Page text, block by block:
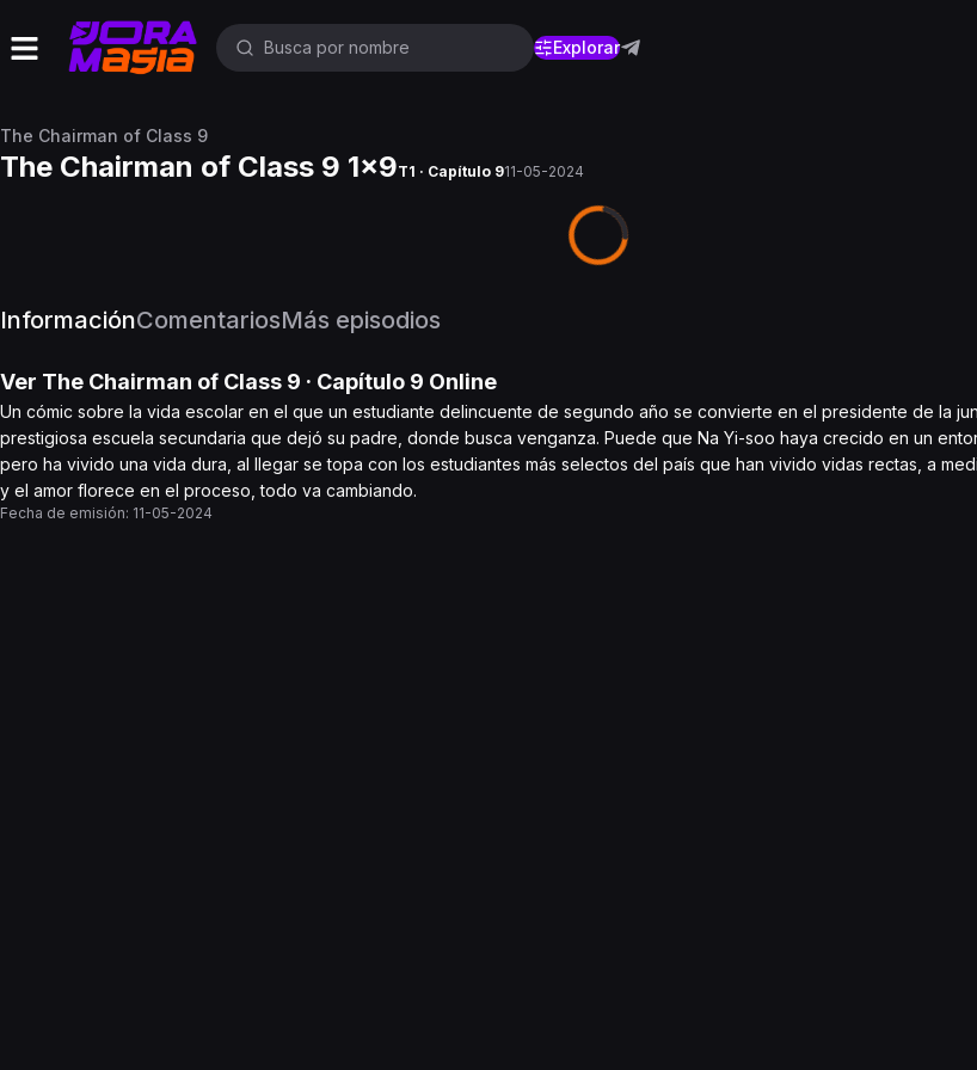
Explorar
The Chairman of Class 9
The Chairman of Class 9 1x9T1 · Capítulo 911-05-2024
InformaciónComentariosMás episodios
Ver The Chairman of Class 9 · Capítulo 9 Online
Un cómic sobre la vida escolar en el que un estudiante delincuente de segundo año se convierte en el presidente de la
prestigiosa escuela secundaria que dejó su padre, donde busca venganza. Puede que Na Yi-soo haya crecido en un
pero ha vivido una vida dura, al llegar se topa con los estudiantes más selectos del país que han vivido vidas rectas, a
y el amor florece en el proceso, todo va cambiando.
Fecha de emisión: 11-05-2024